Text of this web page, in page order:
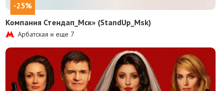
-25%
Компания Стендап_Мск» (StandUp_Msk)
Арбатская и еще 7